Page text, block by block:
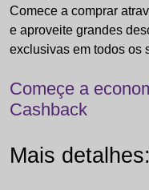
Comece a comprar
e aproveite grandes
exclusivas em todos os
Começe a
Cashback
Mais detalhes: